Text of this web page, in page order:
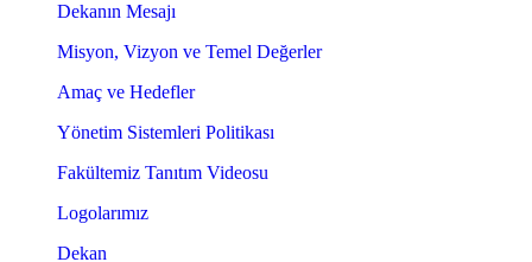
Dekanın Mesajı
Misyon, Vizyon ve Temel Değerler
Amaç ve Hedefler
Yönetim Sistemleri Politikası
Fakültemiz Tanıtım Videosu
Logolarımız
Dekan